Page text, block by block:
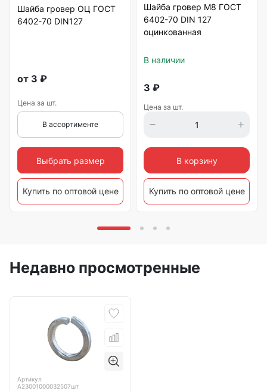
Шайба гровер ОЦ ГОСТ
6402-70 DIN127
от 3 ₽
Цена за шт.
В ассортименте
Выбрать размер
Купить по оптовой цене
Шайба гровер М8 ГОСТ
6402-70 DIN 127
оцинкованная
В наличии
3 ₽
Цена за шт.
В корзину
Купить по оптовой цене
Недавно просмотренные
Артикул
А23001000032507шт